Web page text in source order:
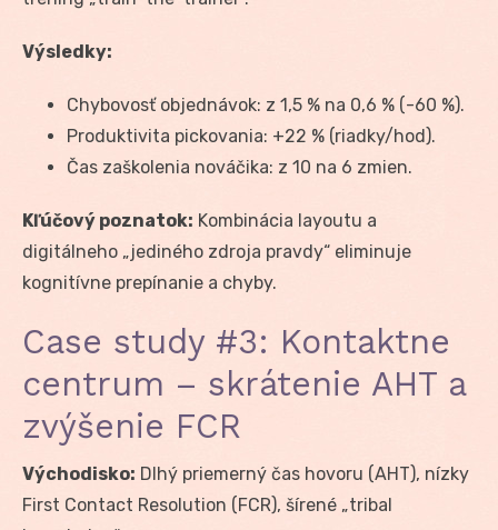
Výsledky:
Chybovosť objednávok: z 1,5 % na 0,6 % (-60 %).
Produktivita pickovania: +22 % (riadky/hod).
Čas zaškolenia nováčika: z 10 na 6 zmien.
Kľúčový poznatok: Kombinácia layoutu a
digitálneho „jediného zdroja pravdy“ eliminuje
kognitívne prepínanie a chyby.
Case study #3: Kontaktne
centrum – skrátenie AHT a
zvýšenie FCR
Východisko: Dlhý priemerný čas hovoru (AHT), nízky
First Contact Resolution (FCR), šírené „tribal